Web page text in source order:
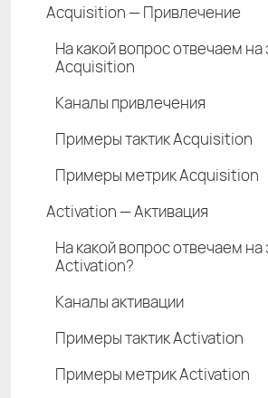
Acquisition — Привлечение
На какой вопрос отвечаем на
Acquisition
Каналы привлечения
Примеры тактик Acquisition
Примеры метрик Acquisition
Activation — Активация
На какой вопрос отвечаем на
Activation?
Каналы активации
Примеры тактик Activation
Примеры метрик Activation